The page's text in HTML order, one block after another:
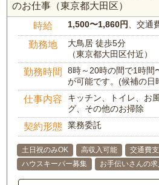
のお仕事（東京都大田区）
時給 1,500〜1,860円 、交通
勤務地
大鳥居 徒歩5分
（東京都大田区付近）
勤務時間
8時～20時の間で1時間
が可能です。(候補の日
仕事内容
キッチン、トイレ、お
グ、その他のお掃除
契約形態 業務委託
土日祝のみOK 高収入可能 交通費
ハウスキーパー募集
お手伝いさんの求